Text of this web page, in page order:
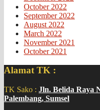
October 2022
September 2022
August 2022
March 2022
November 2021
October 2021
Alamat TK :
TK Sako : Jln. Belida Raya
Palembang, Sumsel